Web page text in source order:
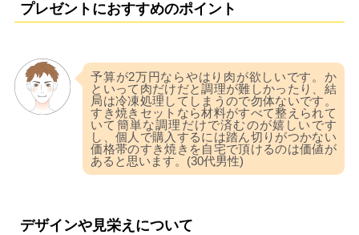
プレゼントにおすすめのポイント
予算が2万円ならやはり肉が欲しいです。か
といって肉だけだと調理が難しかったり、結
局は冷凍処理してしまうので勿体ないです。
すき焼きセットなら材料がすべて整えられて
いて簡単な調理だけで済むのが嬉しいです
し、個人で購入するには踏ん切りがつかない
価格帯のすき焼きを自宅で頂けるのは価値が
あると思います。(30代男性)
デザインや見栄えについて